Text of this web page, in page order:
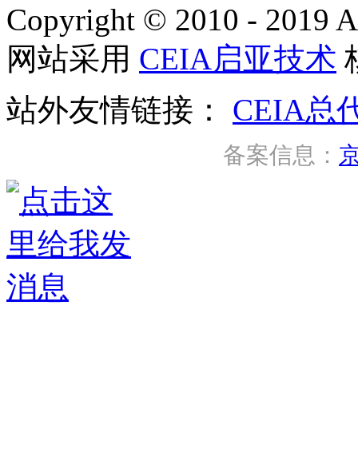
Copyright © 2010 - 2019
网站采用 CEIA启亚技术
站外友情链接： CEIA总
备案信息：